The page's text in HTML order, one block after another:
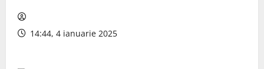
14:44, 4 ianuarie 2025